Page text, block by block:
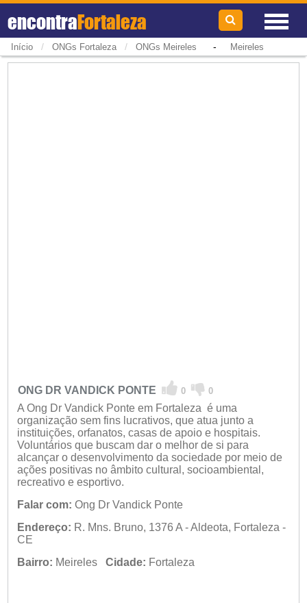
encontraFortaleza
Início / ONGs Fortaleza / ONGs Meireles - Meireles
ONG DR VANDICK PONTE 0 0
A Ong Dr Vandick Ponte em Fortaleza é uma
organização sem fins lucrativos, que atua junto a
instituições, orfanatos, casas de apoio e hospitais.
Voluntários que buscam dar o melhor de si para
alcançar o desenvolvimento da sociedade por meio de
ações positivas no âmbito cultural, socioambiental,
recreativo e esportivo.
Falar com: Ong Dr Vandick Ponte
Endereço: R. Mns. Bruno, 1376 A - Aldeota, Fortaleza -
CE
Bairro: Meireles Cidade: Fortaleza